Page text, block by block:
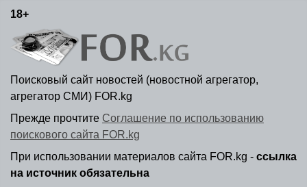
18+
Поисковый сайт новостей (новостной агрегатор,
агрегатор СМИ) FOR.kg
Прежде прочтите Соглашение по использованию
поискового сайта FOR.kg
При использовании материалов сайта FOR.kg - ссылка
на источник обязательна